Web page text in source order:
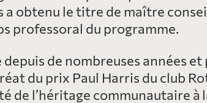
a obtenu le titre de maître
professoral du programme.
depuis de nombreuses années
du prix Paul Harris du club
de l’héritage communautaire